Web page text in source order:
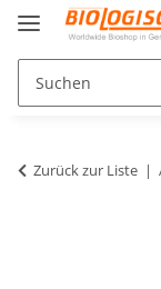
Zurück zur Liste